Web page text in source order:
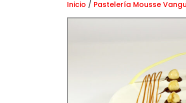
Inicio / Pastelería Mousse